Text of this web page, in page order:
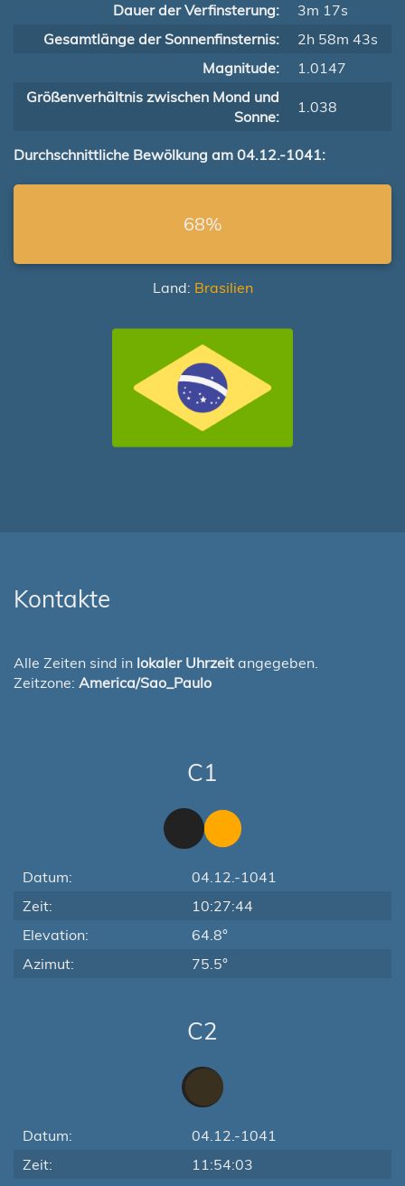
Dauer der Verfinsterung:
3m 17s
Gesamtlänge der Sonnenfinsternis:
2h 58m 43s
Magnitude:
1.0147
Größenverhältnis zwischen Mond und
Sonne:
1.038
Durchschnittliche Bewölkung am 04.12.-1041:
68%
Land: Brasilien
Kontakte
Alle Zeiten sind in lokaler Uhrzeit angegeben.
Zeitzone: America/Sao_Paulo
C1
Datum:
04.12.-1041
Zeit:
10:27:44
Elevation:
64.8°
Azimut:
75.5°
C2
Datum:
04.12.-1041
Zeit:
11:54:03